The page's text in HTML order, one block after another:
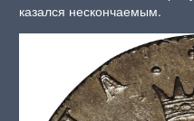
казался нескончаемым.